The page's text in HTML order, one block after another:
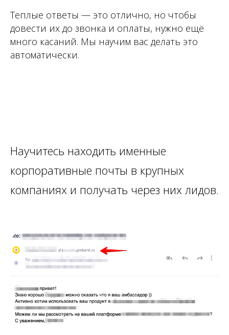
Теплые ответы — это отлично, но чтобы
довести их до звонка и оплаты, нужно ещё
много касаний. Мы научим вас делать это
автоматически.
Научитесь находить именные
корпоративные почты в крупных
компаниях и получать через них лидов.